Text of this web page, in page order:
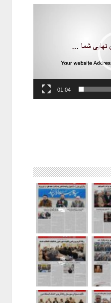
01:04